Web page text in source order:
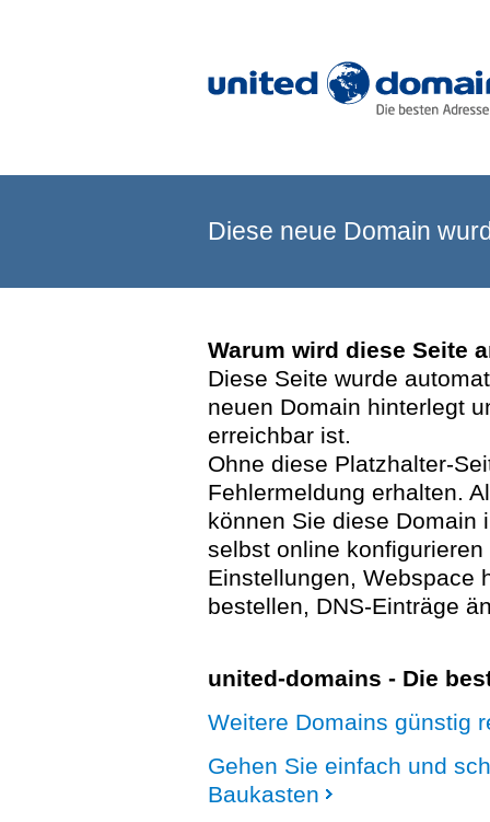
Diese neue Domain
Warum wird diese Seite
Diese Seite wurde
neuen Domain hinterlegt
erreichbar ist.
Ohne diese Platzhalter-
Fehlermeldung erhalten.
können Sie diese Domain
selbst online
Einstellungen, Webspace
bestellen, DNS-Einträge
united-domains - Die
Weitere Domains günstig
Gehen Sie einfach und
Baukasten